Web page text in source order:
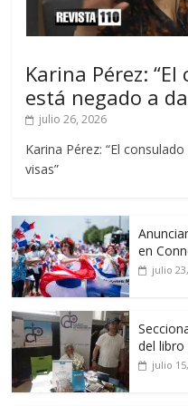
Karina Pérez:
está negado a
julio 26, 2026
Karina Pérez: “El
visas”
en
julio
del libro
julio